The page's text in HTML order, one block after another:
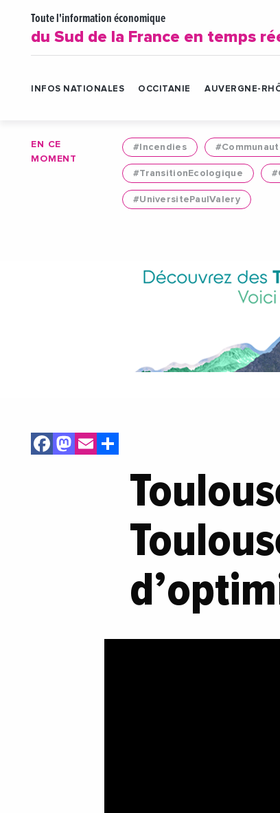
Toute l'information économique
du Sud de la France en temps
INFOS NATIONALES OCCITANIE AUVERGNE-
EN CE
MOMENT
#Incendies
#TransitionEcologique
#UniversitePaulValery
Facebook
Mastodon
Email